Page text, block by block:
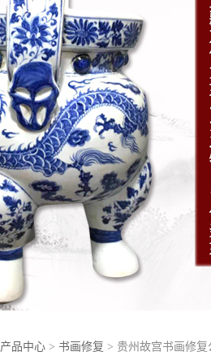
产品中心 > 书画修复 > 贵州故宫书画修